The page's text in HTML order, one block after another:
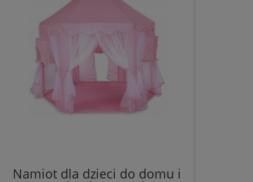
Namiot dla dzieci do domu i